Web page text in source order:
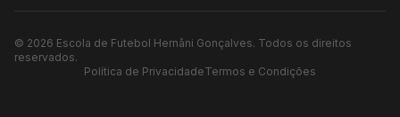
© 2026 Escola de Futebol Hernâni Gonçalves. Todos os direitos
reservados.
Política de PrivacidadeTermos e Condições